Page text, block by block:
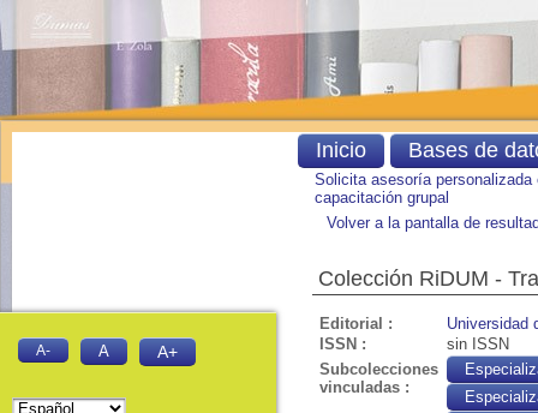
Solicita asesoría personalizada
capacitación grupal
Volver a la pantalla de
Colección RiDUM -
Editorial :
Universidad
ISSN :
sin ISSN
Subcolecciones
vinculadas :
Inicio Bases de
A- A A+